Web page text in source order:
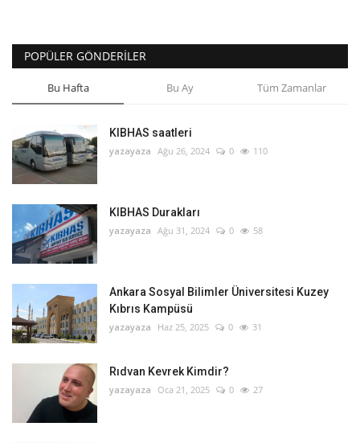
POPÜLER GÖNDERILER
Bu Hafta Bu Ay Tüm Zamanlar
KIBHAS saatleri
yazayaza Ağu 26, 2024 0 110
KIBHAS Durakları
yazayaza Ağu 31, 2024 0 58
Ankara Sosyal Bilimler Üniversitesi Kuzey
Kıbrıs Kampüsü
yazayaza Haz 25, 2025 0 31
Rıdvan Kevrek Kimdir?
yazayaza Oca 21, 2025 0 27